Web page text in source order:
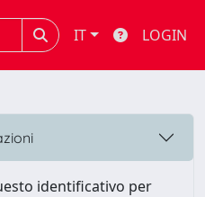
IT LOGIN
identificativo per